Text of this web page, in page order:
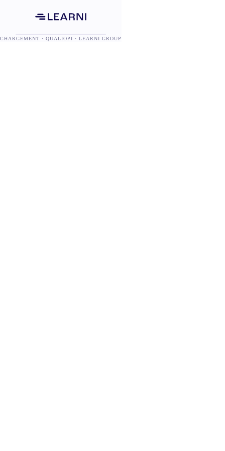
CHARGEMENT · QUALIOPI · LEARNI GROUP